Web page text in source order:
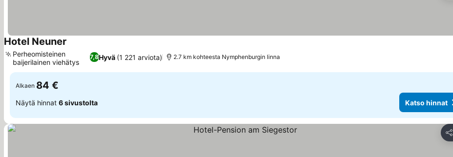
Hotel Neuner
7,8Hyvä (1 221 arviota)
Perheomisteinen
baijerilainen viehätys
2.7 km kohteesta Nymphenburgin linna
Alkaen 84 €
Näytä hinnat 6 sivustolta Katso hinnat
Jaa